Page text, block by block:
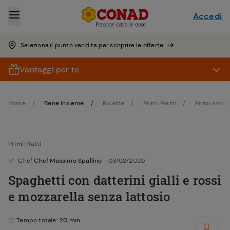
Seleziona il punto vendita per scoprire le offerte
Accedi
Vantaggi per te
Home Bene Insieme Ricette Primi Piatti Primi
Primi Piatti
Chef Chef Massimo Spallino - 03/02/2020
Spaghetti con datterini gialli e rossi
e mozzarella senza lattosio
Tempo totale: 20 min